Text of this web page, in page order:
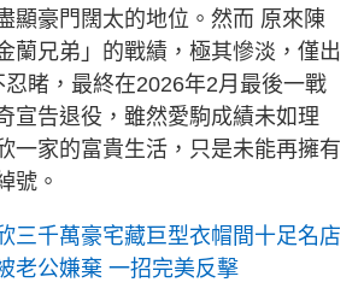
顯豪門闊太的地位。然而 原來陳
蘭兄弟」的戰績，極其慘淡，僅出
睹，最終在2026年2月最後一戰
宣告退役，雖然愛駒成績未如理
一家的富貴生活，只是未能再擁有
號。
三千萬豪宅藏巨型衣帽間十足名店
老公嫌棄 一招完美反擊